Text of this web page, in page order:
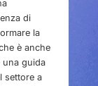
di
la
è anche
una guida
settore a